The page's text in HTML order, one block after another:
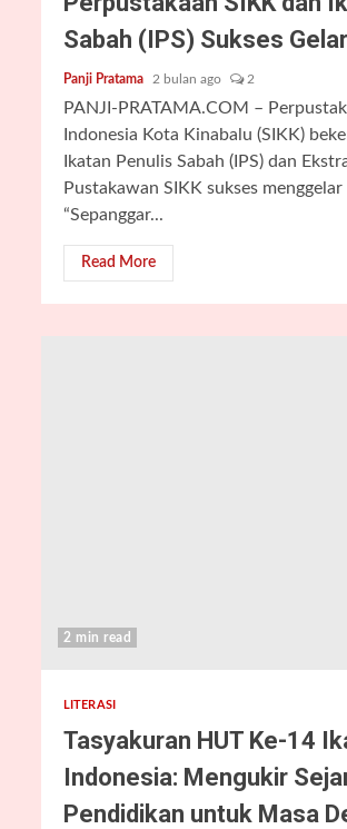
Sabah (IPS) Sukses
Panji Pratama 2 bulan ago 2
PANJI-PRATAMA.COM –
Indonesia Kota Kinabalu (SIKK)
Ikatan Penulis Sabah (IPS) dan
Pustakawan SIKK sukses
“Sepanggar...
Read More
2 min read
LITERASI
Tasyakuran HUT Ke-14
Indonesia: Mengukir
Pendidikan untuk Masa